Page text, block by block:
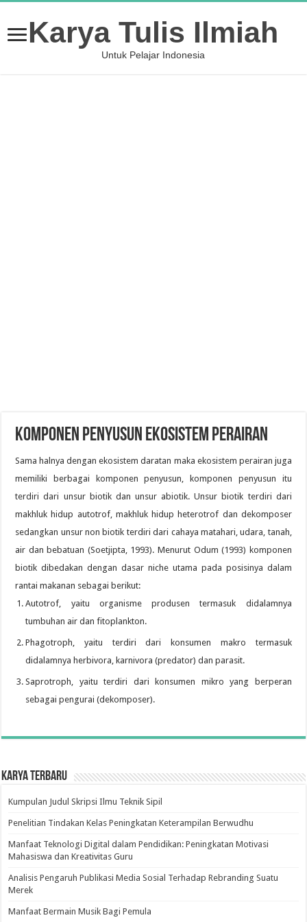
Karya Tulis Ilmiah
Untuk Pelajar Indonesia
KOMPONEN PENYUSUN EKOSISTEM PERAIRAN
Sama halnya dengan ekosistem daratan maka ekosistem perairan juga
memiliki berbagai komponen penyusun, komponen penyusun itu
terdiri dari unsur biotik dan unsur abiotik. Unsur biotik terdiri dari
makhluk hidup autotrof, makhluk hidup heterotrof dan dekomposer
sedangkan unsur non biotik terdiri dari cahaya matahari, udara, tanah,
air dan bebatuan (Soetjipta, 1993). Menurut Odum (1993) komponen
biotik dibedakan dengan dasar niche utama pada posisinya dalam
rantai makanan sebagai berikut:
Autotrof, yaitu organisme produsen termasuk didalamnya
tumbuhan air dan fitoplankton.
Phagotroph, yaitu terdiri dari konsumen makro termasuk
didalamnya herbivora, karnivora (predator) dan parasit.
Saprotroph, yaitu terdiri dari konsumen mikro yang berperan
sebagai pengurai (dekomposer).
Karya Terbaru
Kumpulan Judul Skripsi Ilmu Teknik Sipil
Penelitian Tindakan Kelas Peningkatan Keterampilan Berwudhu
Manfaat Teknologi Digital dalam Pendidikan: Peningkatan Motivasi
Mahasiswa dan Kreativitas Guru
Analisis Pengaruh Publikasi Media Sosial Terhadap Rebranding Suatu
Merek
Manfaat Bermain Musik Bagi Pemula